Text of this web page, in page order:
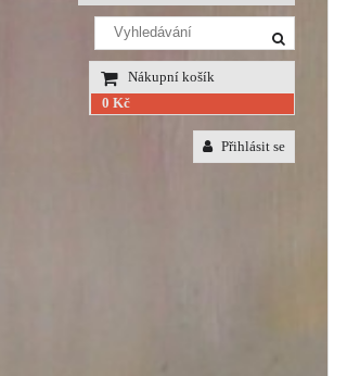
Nákupní košík
0 Kč
Přihlásit se